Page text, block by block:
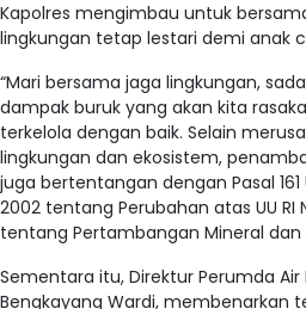
Kapolres mengimbau untuk
lingkungan tetap lestari demi anak
“Mari bersama jaga lingkungan,
dampak buruk yang akan kita
terkelola dengan baik. Selain
lingkungan dan ekosistem,
juga bertentangan dengan Pasal 161
2002 tentang Perubahan atas UU
tentang Pertambangan Mineral dan
Sementara itu, Direktur Perumda
Bengkayang Wardi, membenarkan